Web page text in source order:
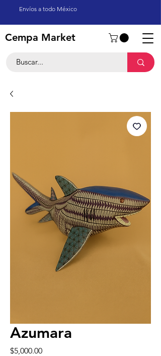
Envíos a todo México
Cempa Market
Azumara
$5,000.00Precio